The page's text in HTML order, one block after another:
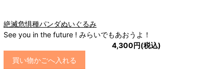
絶滅危惧種パンダぬいぐるみ
See you in the future ! みらいでもあおうよ！
4,300円(税込)
買い物かごへ入れる